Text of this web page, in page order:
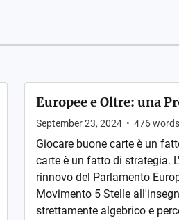
Europee e Oltre: una
September 23, 2024 • 476words
Giocare buone carte è un
carte è un fatto di strategia.
rinnovo del Parlamento
Movimento 5 Stelle
strettamente algebrico e